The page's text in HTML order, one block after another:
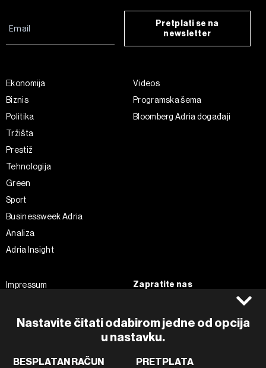
Nastavite čitati odabirom jedne od opcija
u nastavku.
BESPLATAN RAČUN PRETPLATA
Pretplati se na
newsletter
Ekonomija
Biznis
Politika
Tržišta
Prestiž
Tehnologija
Green
Sport
Businessweek Adria
Analiza
Adria Insight
Videos
Programska šema
Bloomberg Adria događaji
Impressum
Pravila privatnosti
Zapratite nas
Instagram
Twitter